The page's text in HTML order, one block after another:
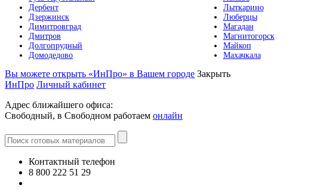
Дербент
Дзержинск
Димитровград
Дмитров
Долгопрудный
Домодедово
Лыткарино
Люберцы
Магадан
Магнитогорск
Майкоп
Махачкала
Вы можете открыть «ИнПро» в Вашем городе Закрыть
ИнПро Личный кабинет
Адрес ближайшего офиса:
Свободный, в Свободном работаем онлайн
Контактный телефон
8 800 222 51 29